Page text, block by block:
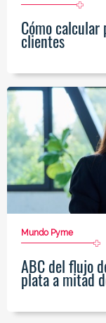
Cómo calcular
clientes
Mundo Pyme
ABC del flujo
plata a mitad